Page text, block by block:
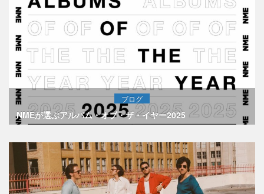
ブログ
NMEが選ぶアルバム・オブ・ザ・イヤー2025